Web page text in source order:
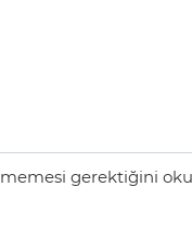
gerektiğini